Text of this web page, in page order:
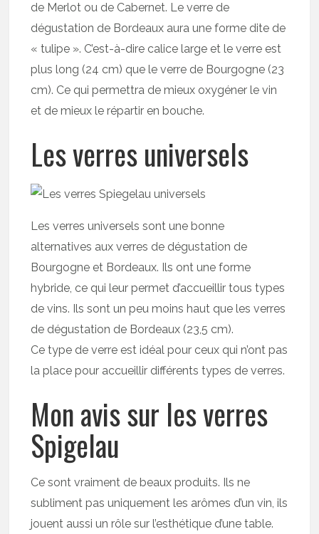
de Merlot ou de Cabernet. Le verre de
dégustation de Bordeaux aura une forme dite de
« tulipe ». C’est-à-dire calice large et le verre est
plus long (24 cm) que le verre de Bourgogne (23
cm). Ce qui permettra de mieux oxygéner le vin
et de mieux le répartir en bouche.
Les verres universels
Les verres universels sont une bonne
alternatives aux verres de dégustation de
Bourgogne et Bordeaux. Ils ont une forme
hybride, ce qui leur permet d’accueillir tous types
de vins. Ils sont un peu moins haut que les verres
de dégustation de Bordeaux (23,5 cm).
Ce type de verre est idéal pour ceux qui n’ont pas
la place pour accueillir différents types de verres.
Mon avis sur les verres
Spigelau
Ce sont vraiment de beaux produits. Ils ne
subliment pas uniquement les arômes d’un vin, ils
jouent aussi un rôle sur l’esthétique d’une table.